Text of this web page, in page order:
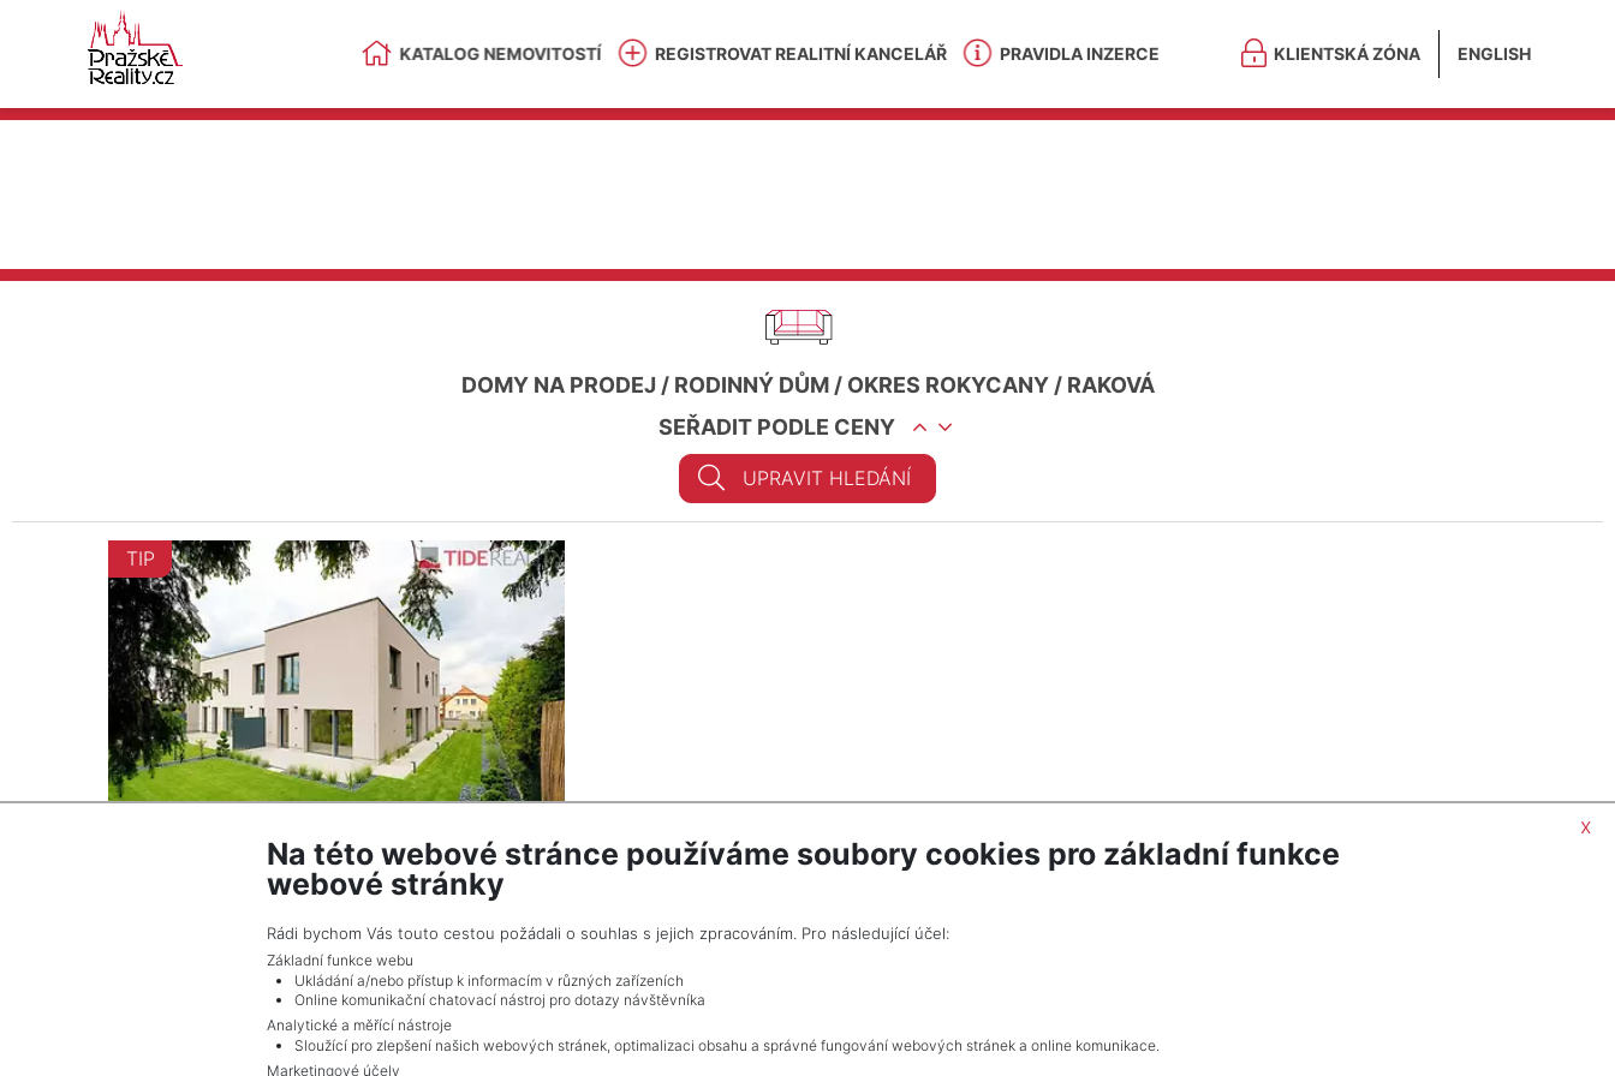
KATALOG NEMOVITOSTÍ REGISTROVAT REALITNÍ KANCELÁŘ PRAVIDLA INZERCE KLIENTSKÁ ZÓNA ENGLISH
DOMY NA PRODEJ / RODINNÝ DŮM/ OKRES ROKYCANY/ RAKOVÁ
SEŘADIT PODLE CENY
UPRAVIT HLEDÁNÍ
TIP
Dům na prodej / rodinný dům / 170 m2
21 800 000 Kč (za nemovitost) Cena včetně
x
Na této webové stránce používáme soubory cookies pro základní funkce
webové stránky
Rádi bychom Vás touto cestou požádali o souhlas s jejich zpracováním. Pro následující účel:
Základní funkce webu
Ukládání a/nebo přístup k informacím v různých zařízeních
Online komunikační chatovací nástroj pro dotazy návštěvníka
Analytické a měřící nástroje
Sloužící pro zlepšení našich webových stránek, optimalizaci obsahu a správné fungování webových stránek a online komunikace.
Marketingové účely